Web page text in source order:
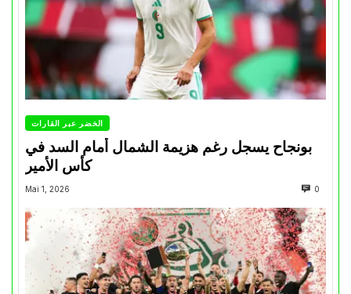
الخضر عبر القارات
بونجاح يسجل رغم هزيمة الشمال أمام السد في
كأس الأمير
Mai 1, 2026 0